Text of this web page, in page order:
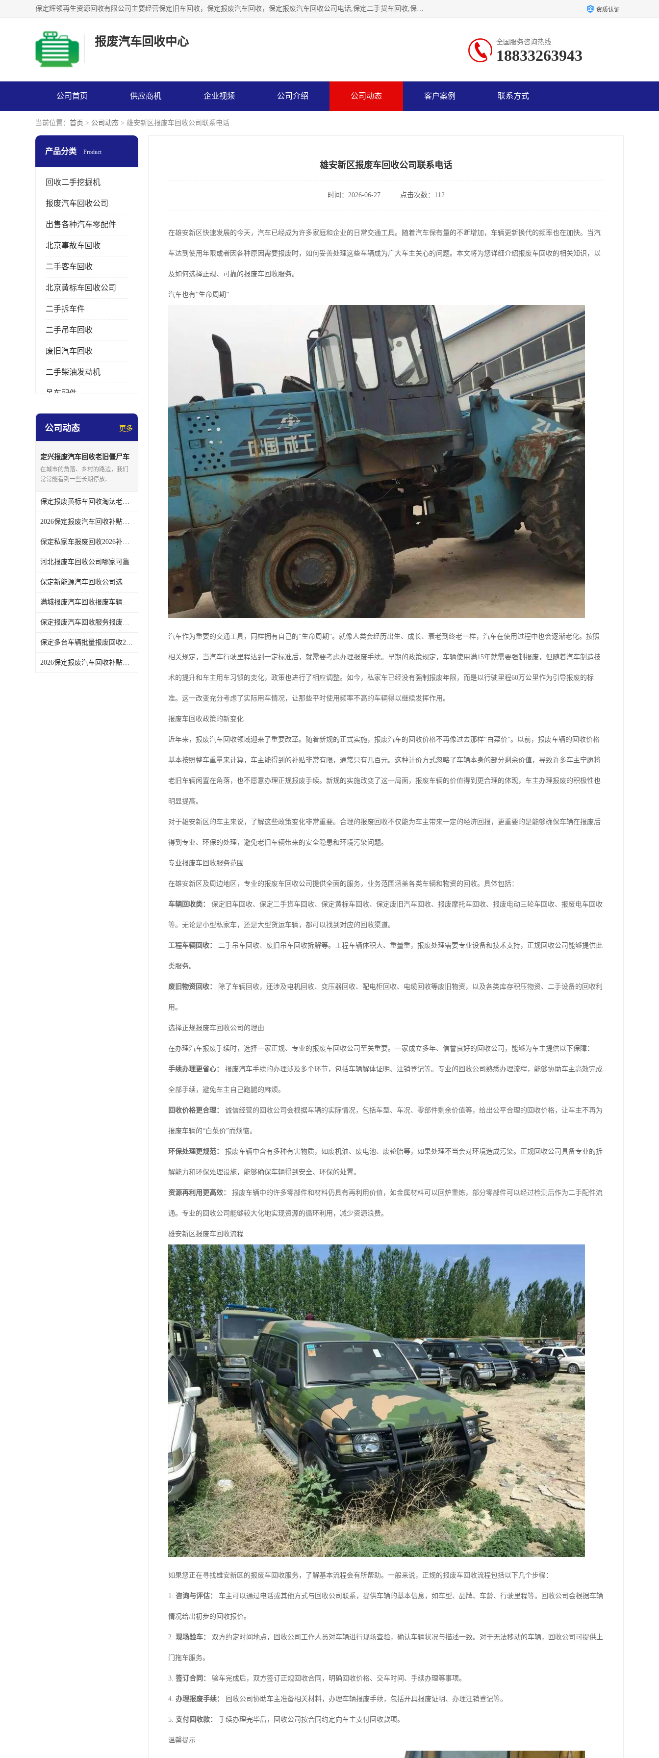
保定辉领再生资源回收有限公司主要经营保定旧车回收，保定报废汽车回收，保定报废汽车回收公司电话,保定二手货车回收,保定黄标车回收, 保定黄标车回收，保定哪里收报废车，保定废旧汽车回收，保定汽车报废手续办理，保定汽车解体厂。将通过采取区域限行促进淘汰、经济补助激励新、加大上路*法处罚、加强达标排放监管等综合措施，对老旧机动车逐步实行末位淘汰，加快老旧机动车淘汰新 资质认证
报废汽车回收中心 全国服务咨询热线:
18833263943
公司首页 供应商机 企业视频 公司介绍 公司动态 客户案例 联系方式
当前位置： 首页 > 公司动态 > 雄安新区报废车回收公司联系电话
产品分类 Product
回收二手挖掘机
报废汽车回收公司
出售各种汽车零配件
北京事故车回收
二手客车回收
北京黄标车回收公司
二手拆车件
二手吊车回收
废旧汽车回收
二手柴油发动机
吊车配件
挖掘机拆车件
公司动态 更多
定兴报废汽车回收老旧僵尸车
上门回收处理
在城市的角落、乡村的路边，我们
常常能看到一些长期停放、..
保定报废黄标车回收淘汰老旧车辆领取补贴
2026保定报废汽车回收补贴发放注意事项
保定私家车报废回收2026补贴发放时间说明
河北报废车回收公司哪家可靠
保定新能源汽车回收公司选哪家
满城报废汽车回收报废车辆残值实时报价
保定报废汽车回收服务报废手续全程代办不用跑腿
保定多台车辆批量报废回收2026补贴政策
2026保定报废汽车回收补贴申领常见问题汇总
雄安新区报废车回收公司联系电话
时间：2026-06-27 点击次数：112
在雄安新区快速发展的今天，汽车已经成为许多家庭和企业的日常交通工具。随着汽车保有量的不断增加，车辆更新换代的频率也在加快。当汽
车达到使用年限或者因各种原因需要报废时，如何妥善处理这些车辆成为广大车主关心的问题。本文将为您详细介绍报废车回收的相关知识，以
及如何选择正规、可靠的报废车回收服务。
汽车也有“生命周期”
汽车作为重要的交通工具，同样拥有自己的“生命周期”。就像人类会经历出生、成长、衰老到终老一样，汽车在使用过程中也会逐渐老化。按照
相关规定，当汽车行驶里程达到一定标准后，就需要考虑办理报废手续。早期的政策规定，车辆使用满15年就需要强制报废，但随着汽车制造技
术的提升和车主用车习惯的变化，政策也进行了相应调整。如今，私家车已经没有强制报废年限，而是以行驶里程60万公里作为引导报废的标
准。这一改变充分考虑了实际用车情况，让那些平时使用频率不高的车辆得以继续发挥作用。
报废车回收政策的新变化
近年来，报废汽车回收领域迎来了重要改革。随着新规的正式实施，报废汽车的回收价格不再像过去那样“白菜价”。以前，报废车辆的回收价格
基本按照整车重量来计算，车主能得到的补贴非常有限，通常只有几百元。这种计价方式忽略了车辆本身的部分剩余价值，导致许多车主宁愿将
老旧车辆闲置在角落，也不愿意办理正规报废手续。新规的实施改变了这一局面，报废车辆的价值得到更合理的体现，车主办理报废的积极性也
明显提高。
对于雄安新区的车主来说，了解这些政策变化非常重要。合理的报废回收不仅能为车主带来一定的经济回报，更重要的是能够确保车辆在报废后
得到专业、环保的处理，避免老旧车辆带来的安全隐患和环境污染问题。
专业报废车回收服务范围
在雄安新区及周边地区，专业的报废车回收公司提供全面的服务，业务范围涵盖各类车辆和物资的回收。具体包括：
车辆回收类： 保定旧车回收、保定二手货车回收、保定黄标车回收、保定废旧汽车回收、报废摩托车回收、报废电动三轮车回收、报废电车回收
等。无论是小型私家车，还是大型货运车辆，都可以找到对应的回收渠道。
工程车辆回收： 二手吊车回收、废旧吊车回收拆解等。工程车辆体积大、重量重，报废处理需要专业设备和技术支持，正规回收公司能够提供此
类服务。
废旧物资回收： 除了车辆回收，还涉及电机回收、变压器回收、配电柜回收、电缆回收等废旧物资，以及各类库存积压物资、二手设备的回收利
用。
选择正规报废车回收公司的理由
在办理汽车报废手续时，选择一家正规、专业的报废车回收公司至关重要。一家成立多年、信誉良好的回收公司，能够为车主提供以下保障：
手续办理更省心： 报废汽车手续的办理涉及多个环节，包括车辆解体证明、注销登记等。专业的回收公司熟悉办理流程，能够协助车主高效完成
全部手续，避免车主自己跑腿的麻烦。
回收价格更合理： 诚信经营的回收公司会根据车辆的实际情况，包括车型、车况、零部件剩余价值等，给出公平合理的回收价格，让车主不再为
报废车辆的“白菜价”而烦恼。
环保处理更规范： 报废车辆中含有多种有害物质，如废机油、废电池、废轮胎等，如果处理不当会对环境造成污染。正规回收公司具备专业的拆
解能力和环保处理设施，能够确保车辆得到安全、环保的处置。
资源再利用更高效： 报废车辆中的许多零部件和材料仍具有再利用价值，如金属材料可以回炉重炼，部分零部件可以经过检测后作为二手配件流
通。专业的回收公司能够较大化地实现资源的循环利用，减少资源浪费。
雄安新区报废车回收流程
如果您正在寻找雄安新区的报废车回收服务，了解基本流程会有所帮助。一般来说，正规的报废车回收流程包括以下几个步骤：
1. 咨询与评估： 车主可以通过电话或其他方式与回收公司联系，提供车辆的基本信息，如车型、品牌、车龄、行驶里程等。回收公司会根据车辆
情况给出初步的回收报价。
2. 现场验车： 双方约定时间地点，回收公司工作人员对车辆进行现场查验，确认车辆状况与描述一致。对于无法移动的车辆，回收公司可提供上
门拖车服务。
3. 签订合同： 验车完成后，双方签订正规回收合同，明确回收价格、交车时间、手续办理等事项。
4. 办理报废手续： 回收公司协助车主准备相关材料，办理车辆报废手续，包括开具报废证明、办理注销登记等。
5. 支付回收款： 手续办理完毕后，回收公司按合同约定向车主支付回收款项。
温馨提示